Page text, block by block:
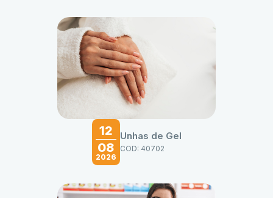
12
08
2026
Unhas de Gel
COD: 40702